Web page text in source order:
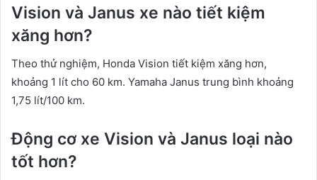
Vision và Janus xe nào tiết kiệm
xăng hơn?
Theo thử nghiệm, Honda Vision tiết kiệm xăng hơn,
khoảng 1 lít cho 60 km. Yamaha Janus trung bình khoảng
1,75 lít/100 km.
Động cơ xe Vision và Janus loại nào
tốt hơn?